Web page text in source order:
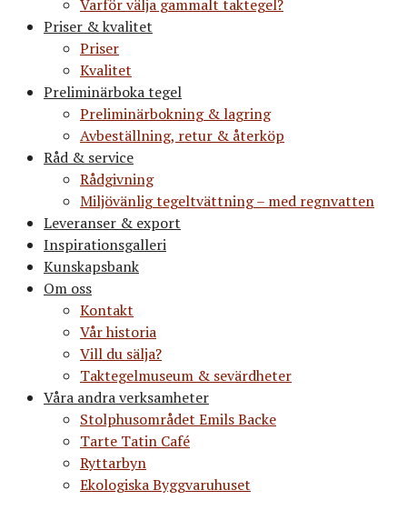
Varför välja gammalt taktegel?
Priser & kvalitet
Priser
Kvalitet
Preliminärboka tegel
Preliminärbokning & lagring
Avbeställning, retur & återköp
Råd & service
Rådgivning
Miljövänlig tegeltvättning – med regnvatten
Leveranser & export
Inspirationsgalleri
Kunskapsbank
Om oss
Kontakt
Vår historia
Vill du sälja?
Taktegelmuseum & sevärdheter
Våra andra verksamheter
Stolphusområdet Emils Backe
Tarte Tatin Café
Ryttarbyn
Ekologiska Byggvaruhuset